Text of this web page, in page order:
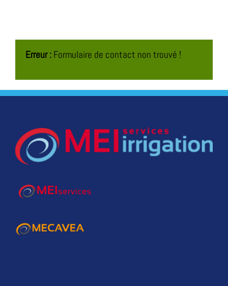
Erreur : Formulaire de contact non trouvé !